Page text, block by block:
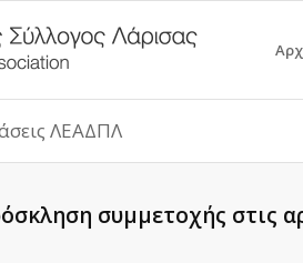
ΛΕΑΔΠΛ
συμμετοχής στις